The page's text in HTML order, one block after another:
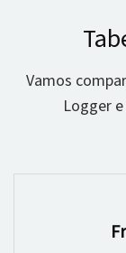
Vamos
Logger